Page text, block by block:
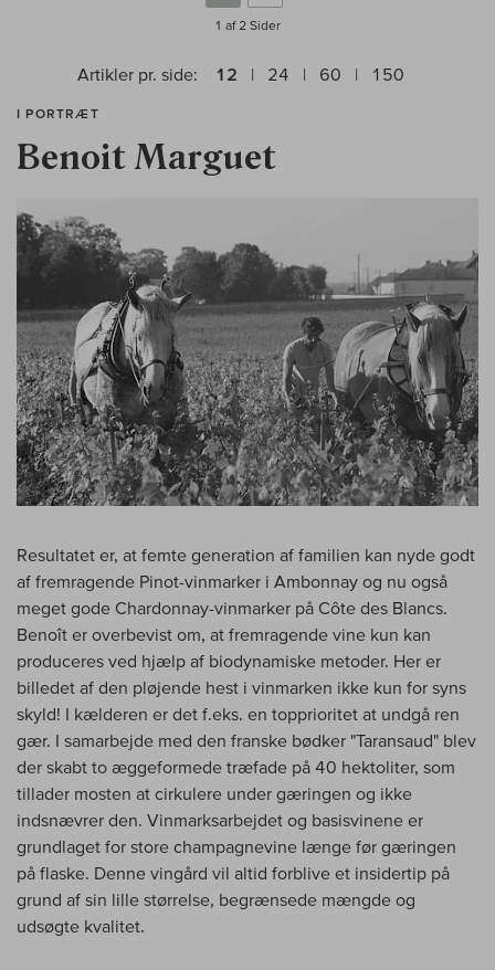
1 af 2 Sider
Artikler pr. side: 12 24 60 150
I PORTRÆT
Benoit Marguet
Resultatet er, at femte generation af familien kan nyde godt
af fremragende Pinot-vinmarker i Ambonnay og nu også
meget gode Chardonnay-vinmarker på Côte des Blancs.
Benoît er overbevist om, at fremragende vine kun kan
produceres ved hjælp af biodynamiske metoder. Her er
billedet af den pløjende hest i vinmarken ikke kun for syns
skyld! I kælderen er det f.eks. en topprioritet at undgå ren
gær. I samarbejde med den franske bødker "Taransaud" blev
der skabt to æggeformede træfade på 40 hektoliter, som
tillader mosten at cirkulere under gæringen og ikke
indsnævrer den. Vinmarksarbejdet og basisvinene er
grundlaget for store champagnevine længe før gæringen
på flaske. Denne vingård vil altid forblive et insidertip på
grund af sin lille størrelse, begrænsede mængde og
udsøgte kvalitet.